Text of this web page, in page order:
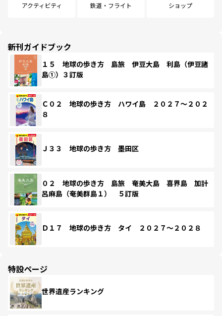
アクティビティ 鉄道・フライト ショップ
新刊ガイドブック
１５ 地球の歩き方 島旅 伊豆大島 利島（伊豆諸
島①）３訂版
Ｃ０２ 地球の歩き方 ハワイ島 ２０２７～２０２
８
Ｊ３３ 地球の歩き方 墨田区
０２ 地球の歩き方 島旅 奄美大島 喜界島 加計
呂麻島（奄美群島１） ５訂版
Ｄ１７ 地球の歩き方 タイ ２０２７～２０２８
特設ページ
世界遺産ランキング